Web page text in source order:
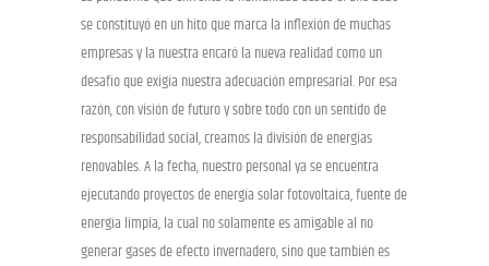
se constituyó en un hito que marca la inflexión de muchas
empresas y la nuestra encaró la nueva realidad como un
desafío que exigía nuestra adecuación empresarial. Por esa
razón, con visión de futuro y sobre todo con un sentido de
responsabilidad social, creamos la división de energías
renovables. A la fecha, nuestro personal ya se encuentra
ejecutando proyectos de energía solar fotovoltaica, fuente de
energía limpia, la cual no solamente es amigable al no
generar gases de efecto invernadero, sino que también es